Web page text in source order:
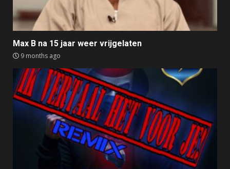
Max B na 15 jaar weer vrijgelaten
9 months ago